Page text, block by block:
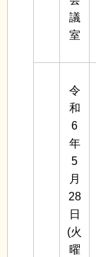
議
室
令
和
6
年
5
月
28
日
(火
曜